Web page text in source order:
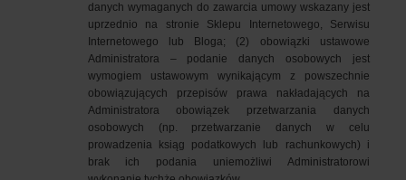
danych wymaganych do zawarcia umowy wskazany jest
uprzednio na stronie Sklepu Internetowego, Serwisu
Internetowego lub Bloga; (2) obowiązki ustawowe
Administratora – podanie danych osobowych jest
wymogiem ustawowym wynikającym z powszechnie
obowiązujących przepisów prawa nakładających na
Administratora obowiązek przetwarzania danych
osobowych (np. przetwarzanie danych w celu
prowadzenia ksiąg podatkowych lub rachunkowych) i
brak ich podania uniemożliwi Administratorowi